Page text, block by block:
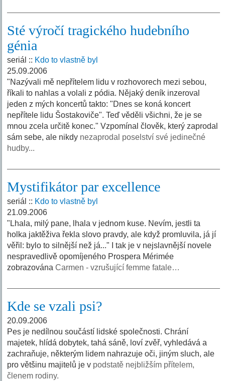
Sté výročí tragického hudebního
génia
seriál :: Kdo to vlastně byl
25.09.2006
"Nazývali mě nepřítelem lidu v rozhovorech mezi sebou,
říkali to nahlas a volali z pódia. Nějaký deník inzeroval
jeden z mých koncertů takto: "Dnes se koná koncert
nepřítele lidu Šostakoviče". Teď věděli všichni, že je se
mnou zcela určitě konec." Vzpomínal člověk, který zaprodal
sám sebe, ale nikdy nezaprodal poselství své jedinečné
hudby...
Mystifikátor par excellence
seriál :: Kdo to vlastně byl
21.09.2006
"Lhala, milý pane, lhala v jednom kuse. Nevím, jestli ta
holka jaktěživa řekla slovo pravdy, ale když promluvila, já jí
věřil: bylo to silnější než já..." I tak je v nejslavnější novele
nespravedlivě opomíjeného Prospera Mérimée
zobrazovánaCarmen - vzrušující femme fatale…
Kde se vzali psi?
20.09.2006
Pes je nedílnou součástí lidské společnosti. Chrání
majetek, hlídá dobytek, tahá sáně, loví zvěř, vyhledává a
zachraňuje, některým lidem nahrazuje oči, jiným sluch, ale
pro většinu majitelů je v podstatě nejbližším přítelem,
členem rodiny.